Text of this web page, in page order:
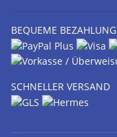
BEQUEME BEZAHLUNG
SCHNELLER VERSAND